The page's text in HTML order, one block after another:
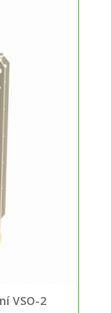
VSO-2